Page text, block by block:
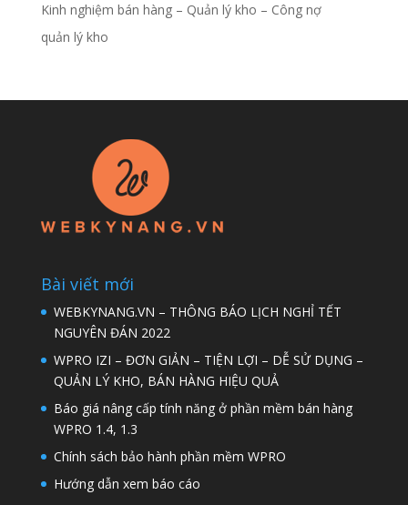
Kinh nghiệm bán hàng – Quản lý kho – Công nợ
quản lý kho
Bài viết mới
WEBKYNANG.VN – THÔNG BÁO LỊCH NGHỈ TẾT
NGUYÊN ĐÁN 2022
WPRO IZI – ĐƠN GIẢN – TIỆN LỢI – DỄ SỬ DỤNG –
QUẢN LÝ KHO, BÁN HÀNG HIỆU QUẢ
Báo giá nâng cấp tính năng ở phần mềm bán hàng
WPRO 1.4, 1.3
Chính sách bảo hành phần mềm WPRO
Hướng dẫn xem báo cáo